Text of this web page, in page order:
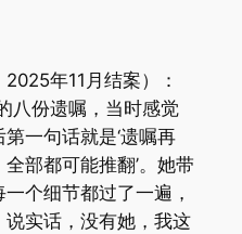
年11月结案）：
八份遗嘱，当时感觉
一句话就是‘遗嘱再
部都可能推翻’。她带
个细节都过了一遍，
实话，没有她，我这